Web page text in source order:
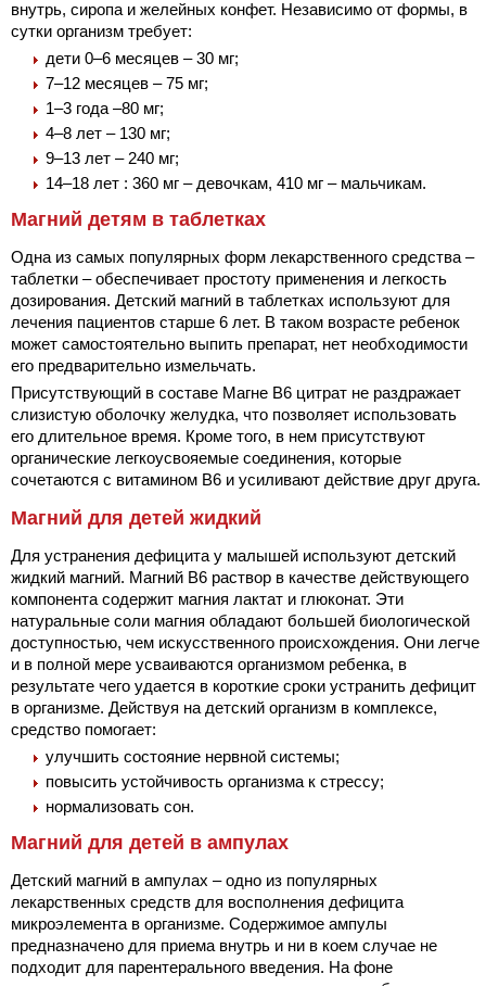
внутрь, сиропа и желейных конфет. Независимо от формы, в
сутки организм требует:
дети 0–6 месяцев – 30 мг;
7–12 месяцев – 75 мг;
1–3 года –80 мг;
4–8 лет – 130 мг;
9–13 лет – 240 мг;
14–18 лет : 360 мг – девочкам, 410 мг – мальчикам.
Магний детям в таблетках
Одна из самых популярных форм лекарственного средства –
таблетки – обеспечивает простоту применения и легкость
дозирования. Детский магний в таблетках используют для
лечения пациентов старше 6 лет. В таком возрасте ребенок
может самостоятельно выпить препарат, нет необходимости
его предварительно измельчать.
Присутствующий в составе Магне В6 цитрат не раздражает
слизистую оболочку желудка, что позволяет использовать
его длительное время. Кроме того, в нем присутствуют
органические легкоусвояемые соединения, которые
сочетаются с витамином В6 и усиливают действие друг друга.
Магний для детей жидкий
Для устранения дефицита у малышей используют детский
жидкий магний. Магний В6 раствор в качестве действующего
компонента содержит магния лактат и глюконат. Эти
натуральные соли магния обладают большей биологической
доступностью, чем искусственного происхождения. Они легче
и в полной мере усваиваются организмом ребенка, в
результате чего удается в короткие сроки устранить дефицит
в организме. Действуя на детский организм в комплексе,
средство помогает:
улучшить состояние нервной системы;
повысить устойчивость организма к стрессу;
нормализовать сон.
Магний для детей в ампулах
Детский магний в ампулах – одно из популярных
лекарственных средств для восполнения дефицита
микроэлемента в организме. Содержимое ампулы
предназначено для приема внутрь и ни в коем случае не
подходит для парентерального введения. На фоне